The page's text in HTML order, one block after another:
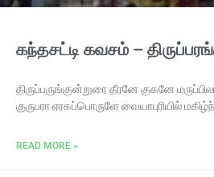
கந்தசட்டி கவசம் –
திருப்பருங்குன்றுரை தீரனே குகனே
குருபரா ஏரகப்பொருளே வையாபுரியில்
READ MORE »